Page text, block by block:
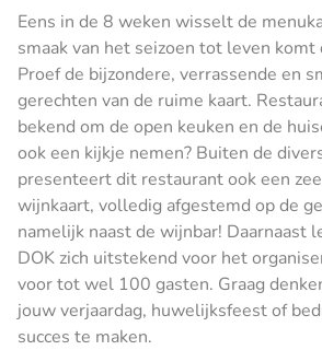
Eens in de 8 weken wisselt de
smaak van het seizoen tot leven komt
Proef de bijzondere, verrassende en
gerechten van de ruime kaart.
bekend om de open keuken en de
ook een kijkje nemen? Buiten de
presenteert dit restaurant ook een
wijnkaart, volledig afgestemd op de
namelijk naast de wijnbar! Daarnaast
DOK zich uitstekend voor het
voor tot wel 100 gasten. Graag
jouw verjaardag, huwelijksfeest of
succes te maken.